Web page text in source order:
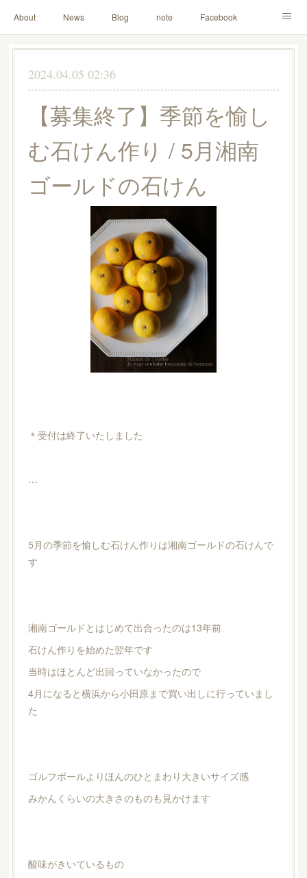
About News Blog note Facebook
Instagram Lesson Menu Schedule Contact
2024.04.05 02:36
【募集終了】季節を愉し
む石けん作り / 5月湘南
ゴールドの石けん
＊受付は終了いたしました
…
5月の季節を愉しむ石けん作りは湘南ゴールドの石けんで
す
湘南ゴールドとはじめて出合ったのは13年前
石けん作りを始めた翌年です
当時はほとんど出回っていなかったので
4月になると横浜から小田原まで買い出しに行っていまし
た
ゴルフボールよりほんのひとまわり大きいサイズ感
みかんくらいの大きさのものも見かけます
酸味がきいているもの